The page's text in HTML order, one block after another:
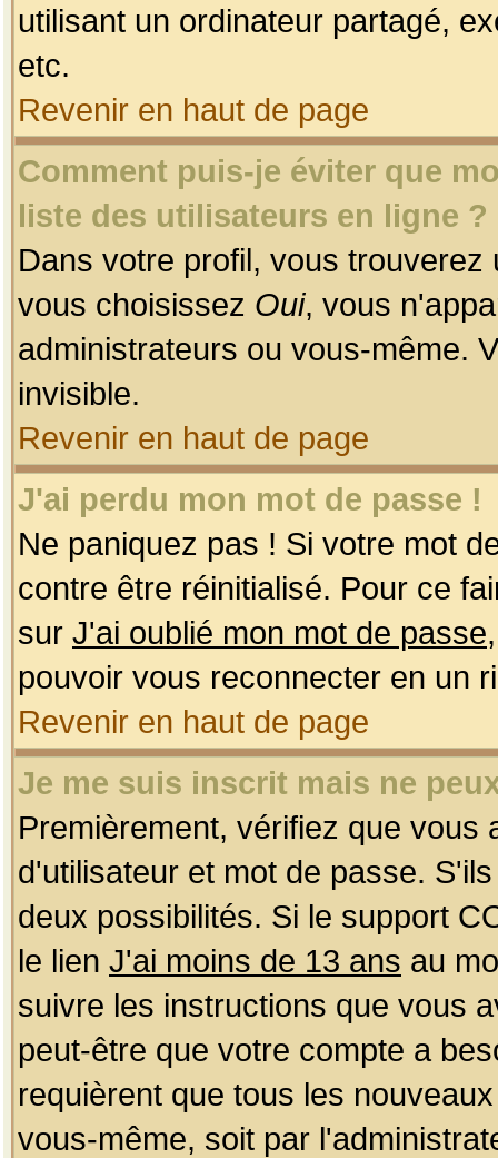
utilisant un ordinateur partagé,
etc.
Revenir en haut de page
Comment puis-je éviter que
liste des utilisateurs en ligne ?
Dans votre profil, vous
vous choisissez Oui, vous
administrateurs ou vous-même.
invisible.
Revenir en haut de page
J'ai perdu mon mot de passe !
Ne paniquez pas ! Si votre mot
contre être réinitialisé. Pour ce
sur J'ai oublié mon mot de passe
pouvoir vous reconnecter en un
Revenir en haut de page
Je me suis inscrit mais ne
Premièrement, vérifiez que
d'utilisateur et mot de passe.
deux possibilités. Si le support
le lien J'ai moins de 13 ans au
suivre les instructions que vous
peut-être que votre compte a
requièrent que tous les
vous-même, soit par